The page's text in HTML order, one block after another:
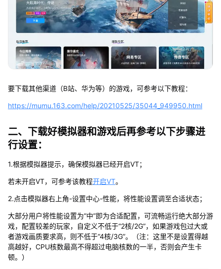
要下载其他渠道（B站、华为等）的游戏，可参考以下教程：
https://mumu.163.com/help/20210525/35044_949950.html
二、下载好模拟器和游戏后再参考以下步骤进
行设置：
1.根据模拟器提示，确保模拟器已经开启VT；
若未开启VT，可参考该教程开启VT。
2.点击模拟器右上角-设置中心-性能，将性能设置调至合适状态；
大部分用户将性能设置为“中”即为合适配置，可流畅运行绝大部分游
戏，配置较差的玩家，自定义不低于“2核/2G”，如果游戏包过大或
者游戏画质要求高，则不低于“4核/3G”。（注：这里不是设置得越
高越好，CPU核数最高不得超过电脑核数的一半，否则会产生卡
顿。）